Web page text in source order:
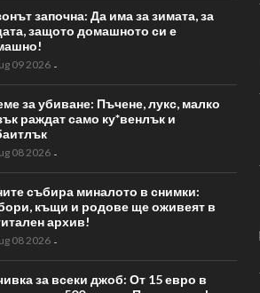
започна: Да има за зимата, за
защото домашното си е
09 2026 -
за убиване: Пъчене, лукс, малко
раждат само ку*венлък и
08 2026 -
събира миналото в снимки:
къщи и родове ще оживеят в
архив!
08 2026 -
за всеки джоб: От 15 евро в